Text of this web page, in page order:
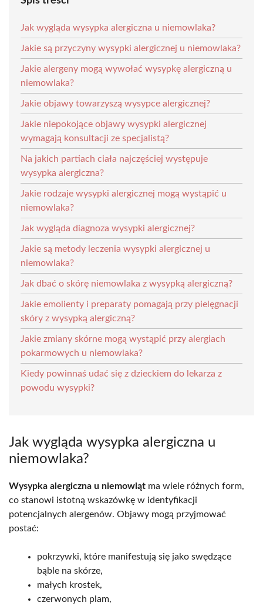
Jak wygląda wysypka alergiczna u niemowlaka?
Jakie są przyczyny wysypki alergicznej u niemowlaka?
Jakie alergeny mogą wywołać wysypkę alergiczną u
niemowlaka?
Jakie objawy towarzyszą wysypce alergicznej?
Jakie niepokojące objawy wysypki alergicznej
wymagają konsultacji ze specjalistą?
Na jakich partiach ciała najczęściej występuje
wysypka alergiczna?
Jakie rodzaje wysypki alergicznej mogą wystąpić u
niemowlaka?
Jak wygląda diagnoza wysypki alergicznej?
Jakie są metody leczenia wysypki alergicznej u
niemowlaka?
Jak dbać o skórę niemowlaka z wysypką alergiczną?
Jakie emolienty i preparaty pomagają przy pielęgnacji
skóry z wysypką alergiczną?
Jakie zmiany skórne mogą wystąpić przy alergiach
pokarmowych u niemowlaka?
Kiedy powinnaś udać się z dzieckiem do lekarza z
powodu wysypki?
Jak wygląda wysypka alergiczna u
niemowlaka?
Wysypka alergiczna u niemowląt ma wiele różnych form,
co stanowi istotną wskazówkę w identyfikacji
potencjalnych alergenów. Objawy mogą przyjmować
postać:
pokrzywki, które manifestują się jako swędzące
bąble na skórze,
małych krostek,
czerwonych plam,